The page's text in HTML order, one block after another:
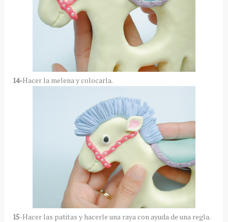
14-Hacer la melena y colocarla.
15-Hacer las patitas y hacerle una raya con ayuda de una regla.